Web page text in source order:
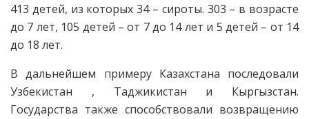
413 детей, из которых 34 – сироты. 303 – в возрасте
до 7 лет, 105 детей – от 7 до 14 лет и 5 детей – от 14
до 18 лет.
В дальнейшем примеру Казахстана последовали
Узбекистан , Таджикистан и Кыргызстан.
Государства также способствовали возвращению